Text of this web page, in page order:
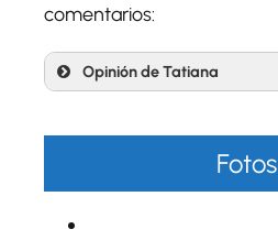
comentarios:
Opinión de Tatiana
Fotos